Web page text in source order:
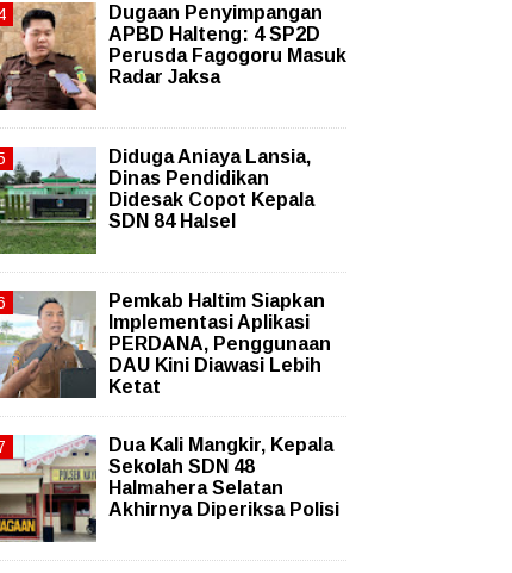
Dugaan Penyimpangan
APBD Halteng: 4 SP2D
Perusda Fagogoru Masuk
Radar Jaksa
Diduga Aniaya Lansia,
Dinas Pendidikan
Didesak Copot Kepala
SDN 84 Halsel
Pemkab Haltim Siapkan
Implementasi Aplikasi
PERDANA, Penggunaan
DAU Kini Diawasi Lebih
Ketat
Dua Kali Mangkir, Kepala
Sekolah SDN 48
Halmahera Selatan
Akhirnya Diperiksa Polisi